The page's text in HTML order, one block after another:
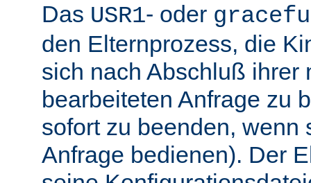
Das USR1- oder
den Elternprozess, die
sich nach Abschluß ihrer
bearbeiteten Anfrage zu
sofort zu beenden, wenn
Anfrage bedienen). Der